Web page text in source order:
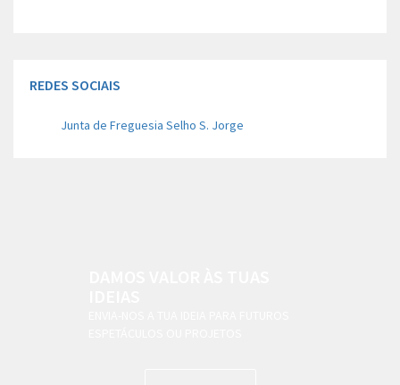
REDES SOCIAIS
Junta de Freguesia Selho S. Jorge